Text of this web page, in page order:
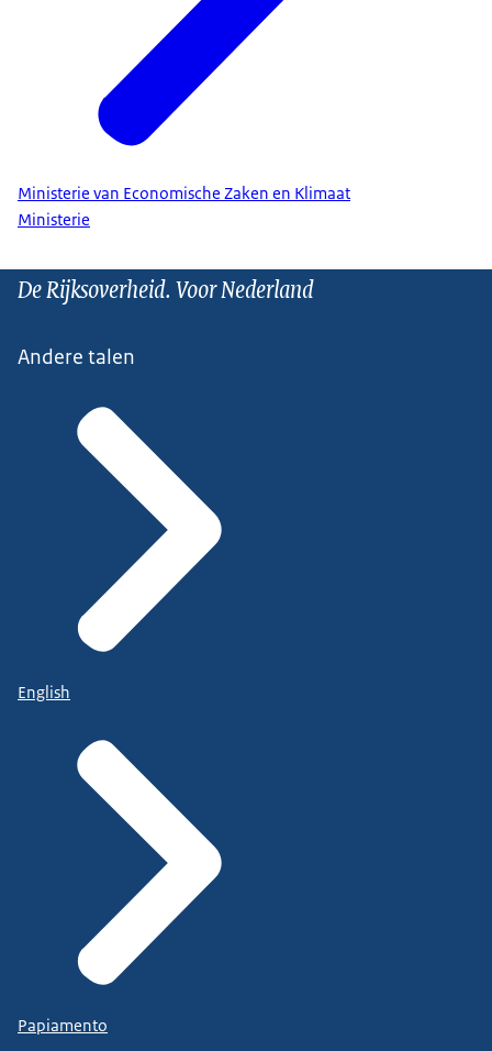
Ministerie van Economische Zaken en Klimaat
Ministerie
De Rijksoverheid. Voor Nederland
Andere talen
English
Papiamento